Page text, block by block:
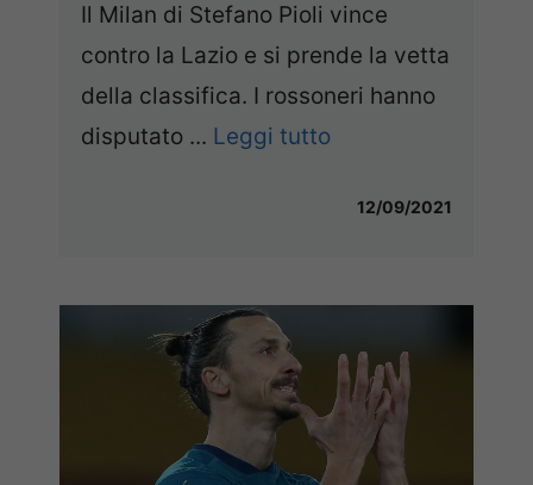
Il Milan di Stefano Pioli vince
contro la Lazio e si prende la vetta
della classifica. I rossoneri hanno
disputato ... Leggi tutto
12/09/2021